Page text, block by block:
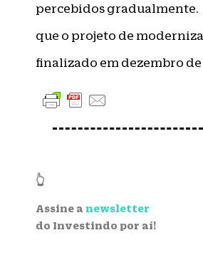
percebidos gradualmente.
que o projeto de
finalizado em dezembro de
👆
Assine a newsletter
do Investindo por aí!